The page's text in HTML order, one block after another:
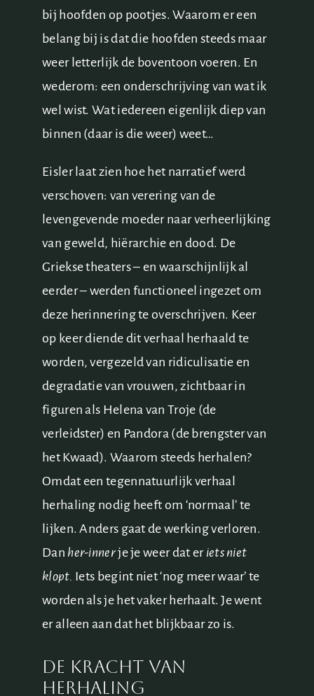
bij hoofden op pootjes. Waarom er een
belang bij is dat die hoofden steeds maar
weer letterlijk de boventoon voeren. En
wederom: een onderschrijving van wat ik
wel wist. Wat iedereen eigenlijk diep van
binnen (daar is die weer) weet…
Eisler laat zien hoe het narratief werd
verschoven: van verering van de
levengevende moeder naar verheerlijking
van geweld, hiërarchie en dood. De
Griekse theaters – en waarschijnlijk al
eerder – werden functioneel ingezet om
deze herinnering te overschrijven. Keer
op keer diende dit verhaal herhaald te
worden, vergezeld van ridiculisatie en
degradatie van vrouwen, zichtbaar in
figuren als Helena van Troje (de
verleidster) en Pandora (de brengster van
het Kwaad). Waarom steeds herhalen?
Omdat een tegennatuurlijk verhaal
herhaling nodig heeft om ‘normaal’ te
lijken. Anders gaat de werking verloren.
Dan her-innerje je weer dat er iets niet
klopt. Iets begint niet ‘nog meer waar’ te
worden als je het vaker herhaalt. Je went
er alleen aan dat het blijkbaar zo is.
de kracht van
herhaling